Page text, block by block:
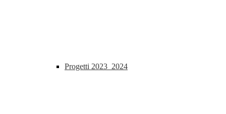
Progetti 2023_2024